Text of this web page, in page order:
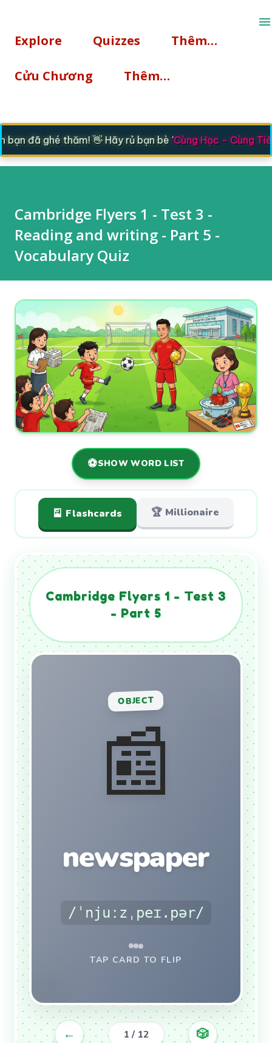
Explore Quizzes Thêm…
Cửu Chương Thêm…
đã ghé thăm! 👋 Hãy rủ bạn bè 'Cùng Học - Cùng Tiến
Cambridge Flyers 1 - Test 3 -
Reading and writing - Part 5 -
Vocabulary Quiz
⚽SHOW WORD LIST
🎴 Flashcards 🏆 Millionaire
Cambridge Flyers 1 - Test 3
- Part 5
OBJECT
📰
newspaper
/ˈnjuːzˌpeɪ.pər/
TAP CARD TO FLIP
Large sheets of paper with
news and stories.
VN Translation
David was reading his town's
newspaper
.
← 1 / 12 🎲